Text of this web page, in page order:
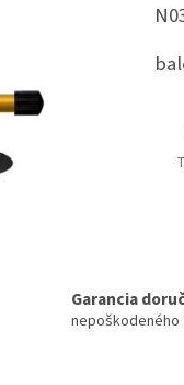
Garancia
nepoškodeného